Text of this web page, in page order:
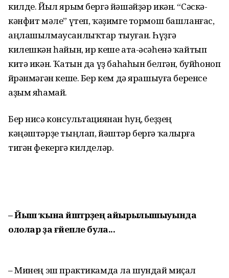
килде. Йыл ярым бергә йәшәйҙәр икән. “Сәскә-
кәнфит мәле” үтеп, ҡәҙимге тормош башланғас,
аңлашылмау­санлыҡтар тыуған. Һүҙгә
килешкән һайын, ир кеше ата-әсәһенә ҡайтып
китә икән. Ҡатын да үҙ баһаһын белгән, буйһоноп
өйрәнмәгән кеше. Бер кем дә ярашыуға беренсе
аҙым яһамай.
Бер нисә консультациянан һуң, беҙҙең
кәңәштәрҙе тыңлап, йәштәр бергә ҡалырға
тигән фекергә килделәр.
– Йыш ҡына йәштәрҙең айырылышыуында
ололар ҙа ғәйепле була...
– Минең эш практикамда ла шундай миҫал